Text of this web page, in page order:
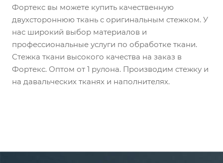
Фортекс вы можете купить качественную
двухстороннюю ткань с оригинальным стежком. У
нас широкий выбор материалов и
профессиональные услуги по обработке ткани.
Стежка ткани высокого качества на заказ в
Фортекс. Оптом от 1 рулона. Производим стежку и
на давальческих тканях и наполнителях.